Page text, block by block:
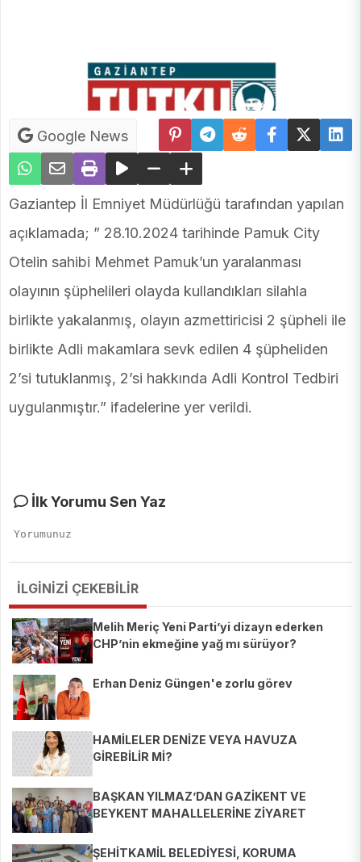
Google News
Gaziantep İl Emniyet Müdürlüğü tarafından yapılan
açıklamada; ” 28.10.2024 tarihinde Pamuk City
Otelin sahibi Mehmet Pamuk’un yaralanması
olayının şüphelileri olayda kullandıkları silahla
birlikte yakalanmış, olayın azmettiricisi 2 şüpheli ile
birlikte Adli makamlara sevk edilen 4 şüpheliden
2’si tutuklanmış, 2’si hakkında Adli Kontrol Tedbiri
uygulanmıştır.” ifadelerine yer verildi.
İlk Yorumu Sen Yaz
İLGİNİZİ ÇEKEBİLİR
Melih Meriç Yeni Parti’yi dizayn ederken
CHP’nin ekmeğine yağ mı sürüyor?
Erhan Deniz Güngen'e zorlu görev
HAMİLELER DENİZE VEYA HAVUZA
GİREBİLİR Mİ?
BAŞKAN YILMAZ’DAN GAZİKENT VE
BEYKENT MAHALLELERİNE ZİYARET
ŞEHİTKAMİL BELEDİYESİ, KORUMA